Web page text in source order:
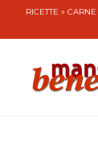
RICETTE » CARNE